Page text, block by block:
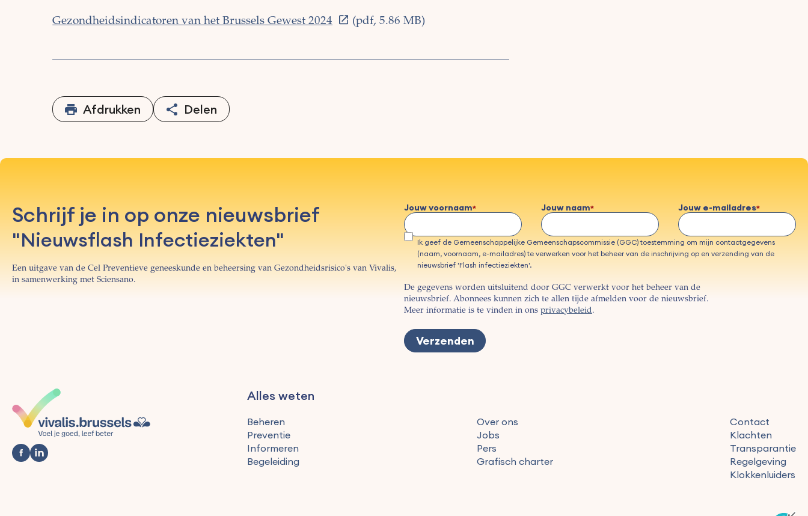
Gezondheidsindicatoren van het Brussels Gewest 2024 (pdf, 5.86 MB)
Afdrukken Delen
Schrijf je in op onze nieuwsbrief
"Nieuwsflash Infectieziekten"
Een uitgave van de Cel Preventieve geneeskunde en beheersing van Gezondheidsrisico's van Vivalis,
in samenwerking met Sciensano.
Jouw voornaam Jouw naam Jouw e-mailadres
Ik geef de Gemeenschappelijke Gemeenschapscommissie (GGC) toestemming om mijn contactgegevens
(naam, voornaam, e-mailadres) te verwerken voor het beheer van de inschrijving op en verzending van de
nieuwsbrief 'Flash infectieziekten'.
De gegevens worden uitsluitend door GGC verwerkt voor het beheer van de
nieuwsbrief. Abonnees kunnen zich te allen tijde afmelden voor de nieuwsbrief.
Meer informatie is te vinden in ons privacybeleid.
Alles weten
Beheren
Preventie
Informeren
Begeleiding
Over ons
Jobs
Pers
Grafisch charter
Contact
Klachten
Transparantie
Regelgeving
Klokkenluiders